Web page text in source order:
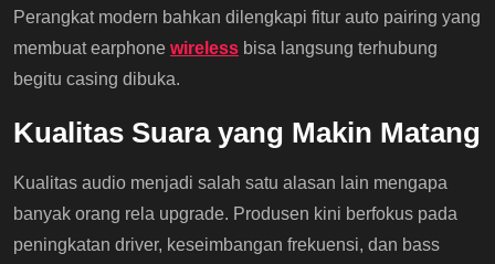
Perangkat modern bahkan dilengkapi fitur auto pairing yang
membuat earphone wireless bisa langsung terhubung
begitu casing dibuka.
Kualitas Suara yang Makin Matang
Kualitas audio menjadi salah satu alasan lain mengapa
banyak orang rela upgrade. Produsen kini berfokus pada
peningkatan driver, keseimbangan frekuensi, dan bass